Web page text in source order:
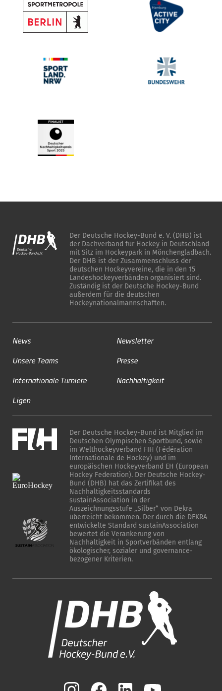
Der Deutsche Hockey-Bund e. V. (DHB) ist
der Dachverband für Hockey in Deutschland
mit Sitz im Hockeypark in Mönchengladbach.
Der DHB ist der Zusammenschluss der
deutschen Hockeyvereine, die in den 15
Landeshockeyverbänden organisiert sind.
Zuständig ist der Deutsche Hockey-Bund
außerdem für die deutschen
Hockeynationalmannschaften.
News
Unsere Teams
Internationale Turniere
Ligen
Newsletter
Presse
Nachhaltigkeit
Der Deutsche Hockey-Bund ist Mitglied im
Deutschen Olympischen Sportbund, sowie
im Welthockeyverband FIH (Fédération
Internationale de Hockey) und im
europäischen Hockeyverband EH (European
Hockey Federation). Der Deutsche Hockey-
Bund (DHB) hat das Zertifikat des
Nachhaltigkeitsstandards
sustainAssociation in der
Auszeichnungsstufe „Silber“ von Dekra
überreicht bekommen. Der durch die DEKRA
entwickelte Standard sustainAssociation
bewertet die Verankerung von
Nachhaltigkeit in Sportverbänden entlang
ökologischer, sozialer und governance-
bezogener Kriterien.